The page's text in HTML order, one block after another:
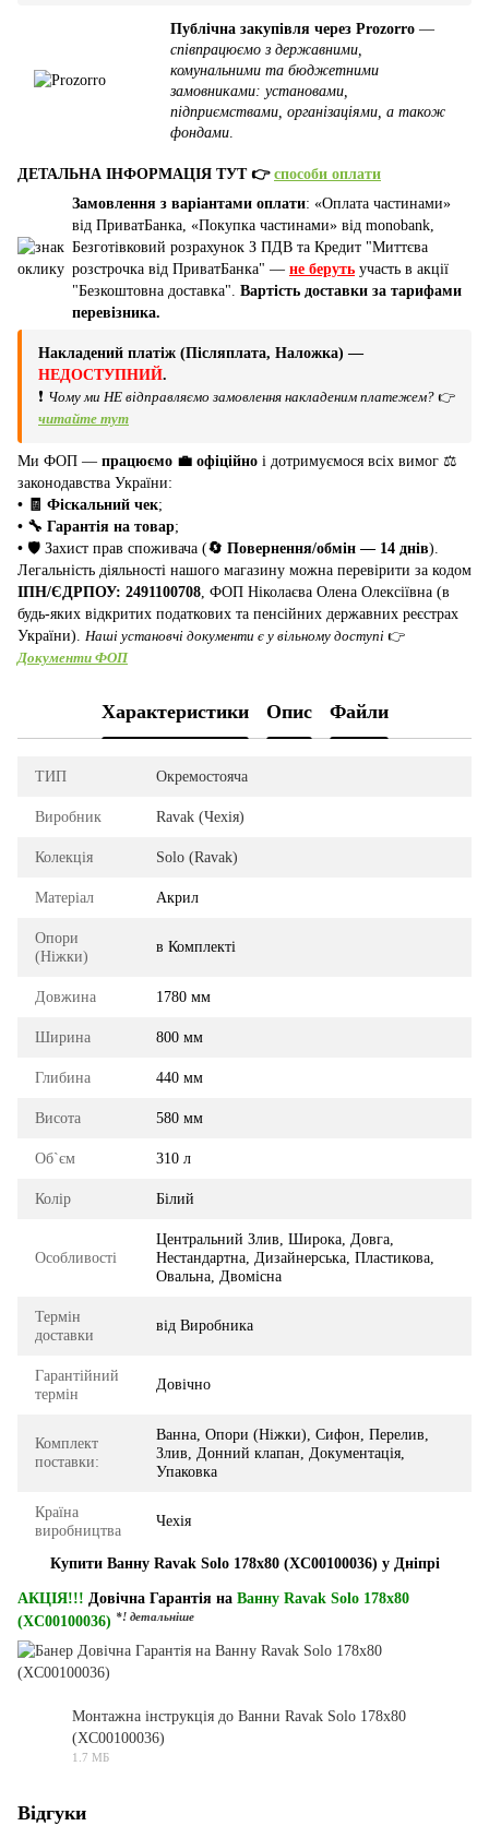
Публічна закупівля через Prozorro —
співпрацюємо з державними,
комунальними та бюджетними
замовниками: установами,
підприємствами, організаціями, а також
фондами
ДЕТАЛЬНА ІНФОРМАЦІЯ ТУТ 👉 способи оплати
Замовлення з варіантами оплати: «Оплата частинами»
від ПриватБанка, «Покупка частинами» від monobank,
Безготівковий розрахунок З ПДВ та Кредит "Миттєва
розстрочка від ПриватБанка" — не беруть участь в акції
"Безкоштовна доставка". Вартість доставки за тарифами
перевізника.
Накладений платіж (Післяплата, Наложка) —
НЕДОСТУПНИЙ.
❗ Чому ми НЕ відправляємо замовлення накладеним платежем? 👉
читайте тут
Ми ФОП — працюємо 💼 офіційно і дотримуємося всіх вимог ⚖️
законодавства України:
• 🧾 Фіскальний чек;
• 🔧 Гарантія на товар;
• 🛡️ Захист прав споживача (🔄 Повернення/обмін — 14 днів).
Легальність діяльності нашого магазину можна перевірити за кодом
ІПН/ЄДРПОУ: 2491100708 , ФОП Ніколаєва Олена Олексіївна (в
будь-яких відкритих податкових та пенсійних державних реєстрах
України). Наші установчі документи є у вільному доступі 👉
Документи ФОП
Характеристики Опис Файли
ТИП Окремостояча
Виробник Ravak (Чехія)
Колекція Solo (Ravak)
Матеріал Акрил
Опори
(Ніжки)
в Комплекті
Довжина 1780 мм
Ширина 800 мм
Глибина 440 мм
Висота 580 мм
Об`єм 310 л
Колір Білий
Особливості
Центральний Злив, Широка, Довга,
Нестандартна, Дизайнерська, Пластикова,
Овальна, Двомісна
Термін
доставки
від Виробника
Гарантійний
термін
Довічно
Комплект
поставки:
Ванна, Опори (Ніжки), Сифон, Перелив,
Злив, Донний клапан, Документація,
Упаковка
Країна
виробництва
Чехія
Купити Ванну Ravak Solo 178x80 (XC00100036) у Дніпрі
АКЦІЯ!!! Довічна Гарантія на Ванну Ravak Solo 178x80
(XC00100036) *! детальніше
Монтажна інструкція до Ванни Ravak Solo 178x80
(XC00100036)
1.7 МБ
Відгуки